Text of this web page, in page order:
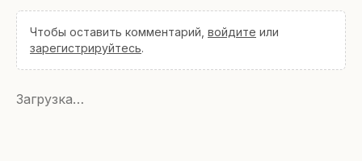
Чтобы оставить комментарий, войдите или
зарегистрируйтесь.
Загрузка…